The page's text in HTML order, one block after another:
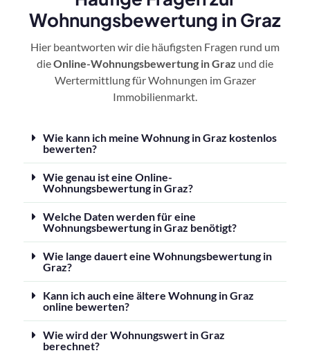
Wohnungsbewertung in Graz
Hier beantworten wir die häufigsten Fragen rund um
dieOnline-Wohnungsbewertung in Graz und die
Wertermittlung für Wohnungen im Grazer
Immobilienmarkt.
Wie kann ich meine Wohnung in Graz kostenlos
bewerten?
Wie genau ist eine Online-
Wohnungsbewertung in Graz?
Welche Daten werden für eine
Wohnungsbewertung in Graz benötigt?
Wie lange dauert eine Wohnungsbewertung in
Graz?
Kann ich auch eine ältere Wohnung in Graz
online bewerten?
Wie wird der Wohnungswert in Graz
berechnet?